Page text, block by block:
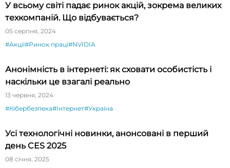
У всьому світі падає ринок акцій, зокрема великих
техкомпаній. Що відбувається?
05 серпня, 2024
#Акції#Ринок праці#NVIDIA
Анонімність в інтернеті: як сховати особистість і
наскільки це взагалі реально
13 червня, 2024
#Кібербезпека#Інтернет#Україна
Усі технологічні новинки, анонсовані в перший
день CES 2025
08 січня, 2025